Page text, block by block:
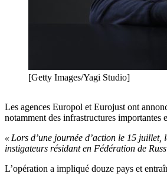
[Getty Images/Yagi Studio]
Les agences Europol et Eurojust ont
notamment des infrastructures importantes
« Lors d’une journée d’action le 15 juillet,
instigateurs résidant en Fédération de
L’opération a impliqué douze pays et